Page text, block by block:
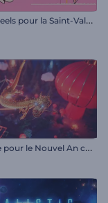
P
ack de Reels pour la Saint-Valentin
O
uverture pour le Nouvel An chinois